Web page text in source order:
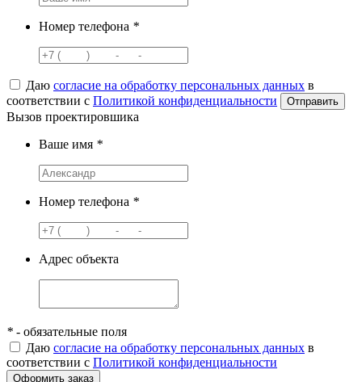
Номер телефона *
Даю согласие на обработку персональных данных в
соответствии с Политикой конфиденциальности
Вызов проектировшика
Ваше имя *
Номер телефона *
Адрес объекта
* - обязательные поля
Даю согласие на обработку персональных данных в
соответствии с Политикой конфиденциальности